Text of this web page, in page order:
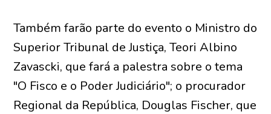
Também farão parte do evento o Ministro do
Superior Tribunal de Justiça, Teori Albino
Zavascki, que fará a palestra sobre o tema
"O Fisco e o Poder Judiciário"; o procurador
Regional da República, Douglas Fischer, que